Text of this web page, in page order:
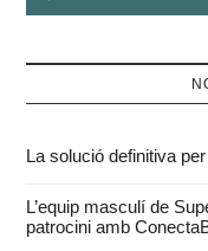
La solució definitiva
L’equip masculí de
patrocini amb